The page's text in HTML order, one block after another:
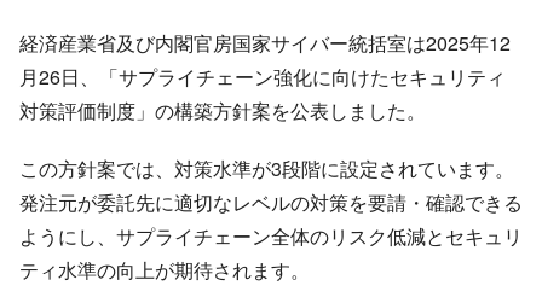
経済産業省及び内閣官房国家サイバー統括室は2025年12
月26日、「サプライチェーン強化に向けたセキュリティ
対策評価制度」の構築方針案を公表しました。
この方針案では、対策水準が3段階に設定されています。
発注元が委託先に適切なレベルの対策を要請・確認できる
ようにし、サプライチェーン全体のリスク低減とセキュリ
ティ水準の向上が期待されます。